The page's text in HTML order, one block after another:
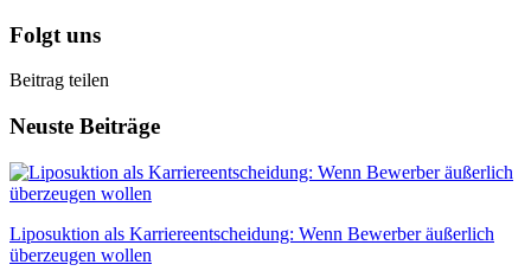
Folgt uns
Beitrag teilen
Neuste Beiträge
Liposuktion als Karriereentscheidung: Wenn Bewerber äußerlich
überzeugen wollen